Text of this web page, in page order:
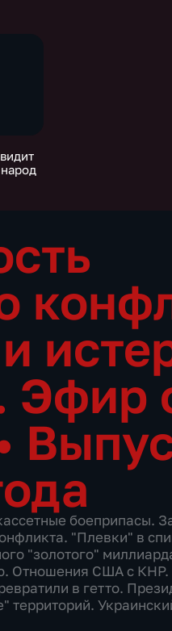
Эфир
боеприпасы.
"Плевки" в
"золотого"
Отношения США с
в гетто.
территорий.